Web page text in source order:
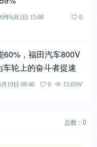
年6月2日 15:00
0
60%，福田汽车800V
轮上的奋斗者提速
19日 09:40 0 15.63W
总数：0